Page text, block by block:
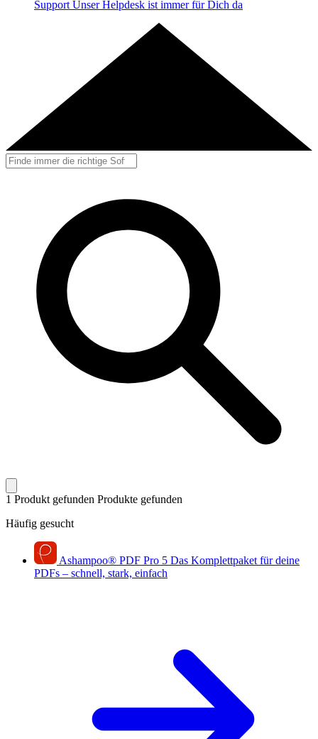
Support Unser Helpdesk ist immer für Dich da
1 Produkt gefunden Produkte gefunden
Häufig gesucht
Ashampoo® PDF Pro 5 Das Komplettpaket für deine
PDFs – schnell, stark, einfach